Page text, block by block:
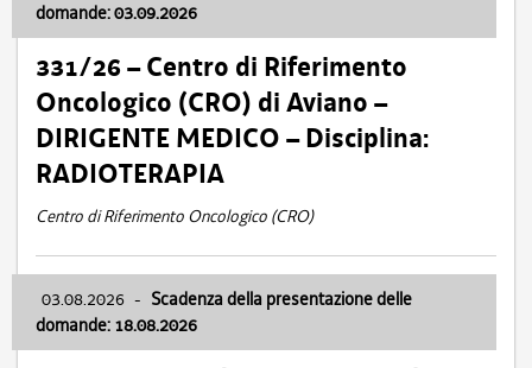
domande: 03.09.2026
331/26 – Centro di Riferimento
Oncologico (CRO) di Aviano –
DIRIGENTE MEDICO – Disciplina:
RADIOTERAPIA
Centro di Riferimento Oncologico (CRO)
03.08.2026 - Scadenza della presentazione delle
domande: 18.08.2026